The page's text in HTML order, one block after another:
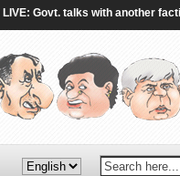
another faction of protestors